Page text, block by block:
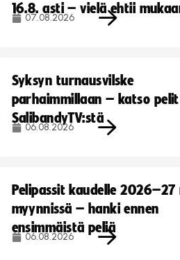
16.8. asti – vielä ehtii
07.08.2026
Syksyn turnausvilske
parhaimmillaan – katso pelit
SalibandyTV:stä
06.08.2026
Pelipassit kaudelle
myynnissä – hanki ennen
ensimmäistä peliä
06.08.2026